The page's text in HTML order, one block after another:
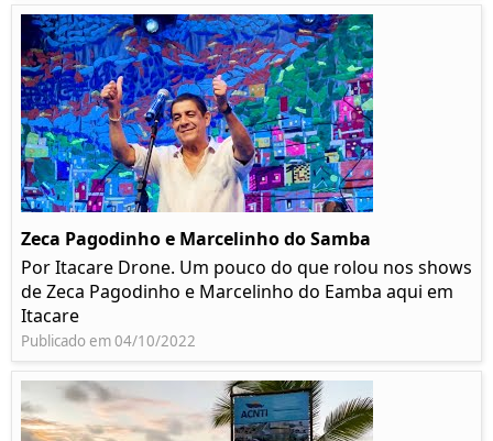
Zeca Pagodinho e Marcelinho do Samba
Por Itacare Drone. Um pouco do que rolou nos shows
de Zeca Pagodinho e Marcelinho do Eamba aqui em
Itacare
Publicado em 04/10/2022